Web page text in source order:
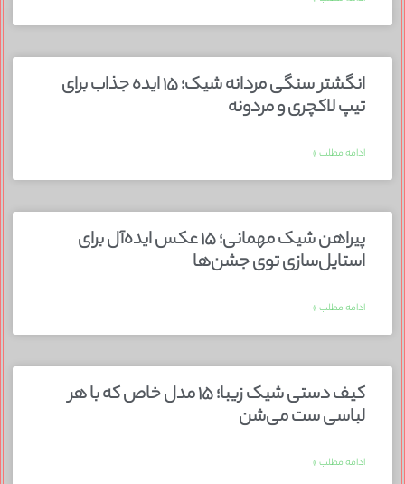
انگشتر سنگی مردانه شیک؛ ۱۵ ایده جذاب برای
تیپ لاکچری و مردونه
ادامه مطلب »
پیراهن شیک مهمانی؛ ۱۵ عکس ایده‌آل برای
استایل‌سازی توی جشن‌ها
ادامه مطلب »
کیف دستی شیک زیبا؛ ۱۵ مدل خاص که با هر
لباسی ست می‌شن
ادامه مطلب »